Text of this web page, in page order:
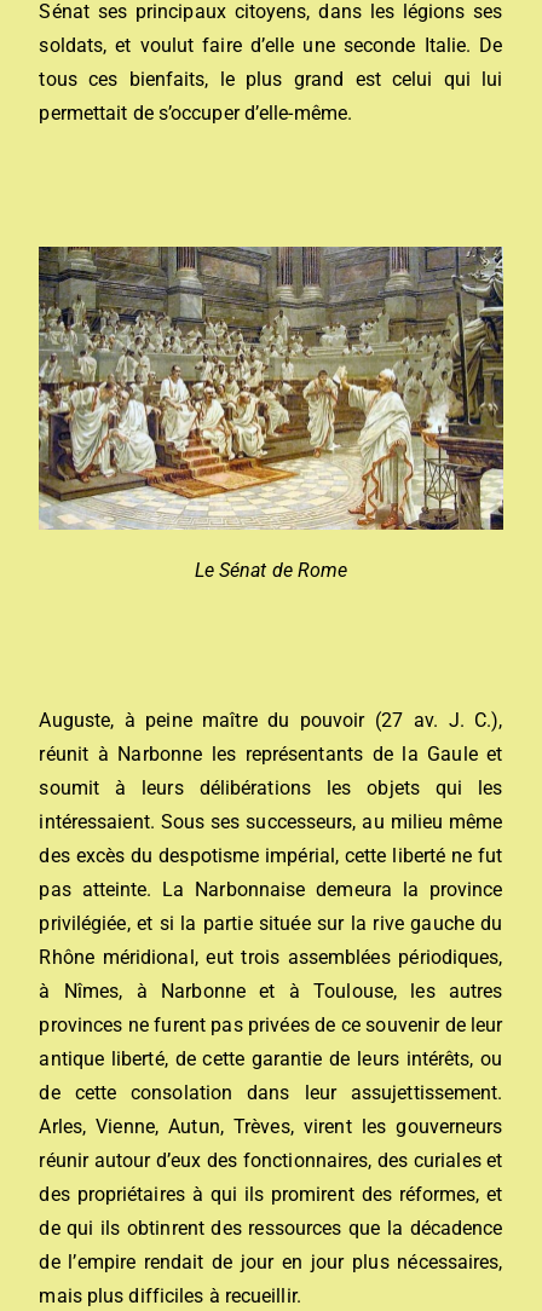
Sénat ses principaux citoyens, dans les légions ses
soldats, et voulut faire d’elle une seconde Italie. De
tous ces bienfaits, le plus grand est celui qui lui
permettait de s’occuper d’elle-même.
Le Sénat de Rome
Auguste, à peine maître du pouvoir (27 av. J. C.),
réunit à Narbonne les représentants de la Gaule et
soumit à leurs délibérations les objets qui les
intéressaient. Sous ses successeurs, au milieu même
des excès du despotisme impérial, cette liberté ne fut
pas atteinte. La Narbonnaise demeura la province
privilégiée, et si la partie située sur la rive gauche du
Rhône méridional, eut trois assemblées périodiques,
à Nîmes, à Narbonne et à Toulouse, les autres
provinces ne furent pas privées de ce souvenir de leur
antique liberté, de cette garantie de leurs intérêts, ou
de cette consolation dans leur assujettissement.
Arles, Vienne, Autun, Trèves, virent les gouverneurs
réunir autour d’eux des fonctionnaires, des curiales et
des propriétaires à qui ils promirent des réformes, et
de qui ils obtinrent des ressources que la décadence
de l’empire rendait de jour en jour plus nécessaires,
mais plus difficiles à recueillir.